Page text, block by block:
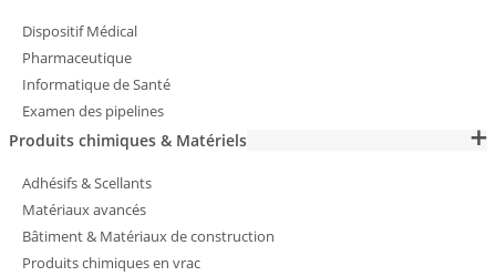
Dispositif Médical
Pharmaceutique
Informatique de Santé
Examen des pipelines
Produits chimiques & Matériels
Adhésifs & Scellants
Matériaux avancés
Bâtiment & Matériaux de construction
Produits chimiques en vrac